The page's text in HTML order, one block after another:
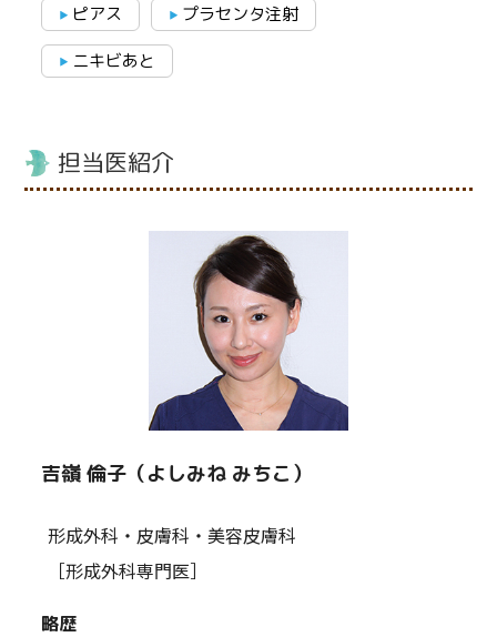
ピアス
プラセンタ注射
ニキビあと
担当医紹介
吉嶺 倫子（よしみね みちこ）
形成外科・皮膚科・美容皮膚科
［形成外科専門医］
略歴